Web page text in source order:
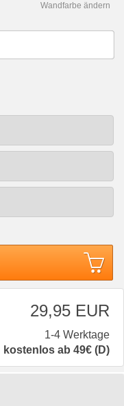
Wandfarbe ändern
29,95 EUR
1-4 Werktage
kostenlos ab 49€ (D)